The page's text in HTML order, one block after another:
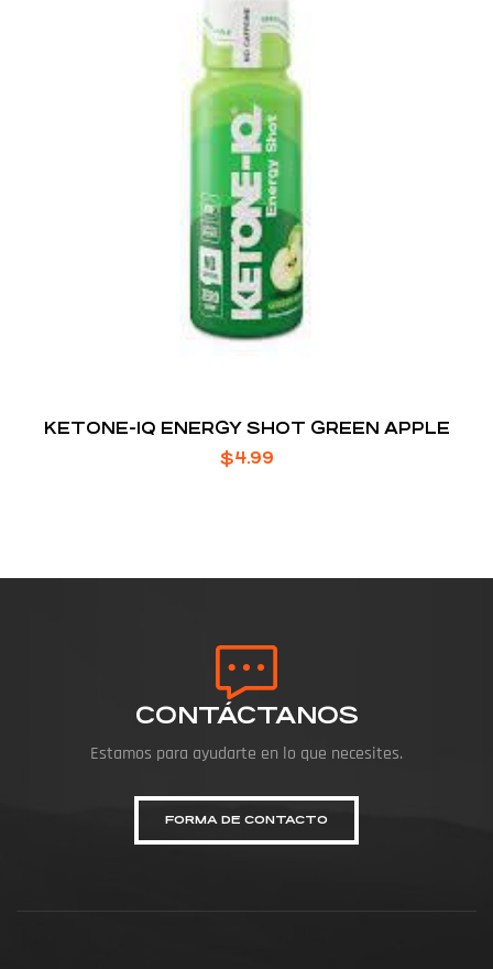
KETONE-IQ ENERGY SHOT GREEN APPLE
$4.99
CONTÁCTANOS
Estamos para ayudarte en lo que necesites.
FORMA DE CONTACTO